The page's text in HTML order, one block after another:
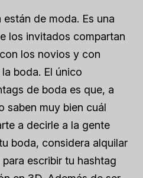
de moda. Es una
los invitados compartan
los novios y con
boda. El único
de boda es que, a
saben muy bien cuál
a decirle a la gente
boda, considera alquilar
escribir tu hashtag